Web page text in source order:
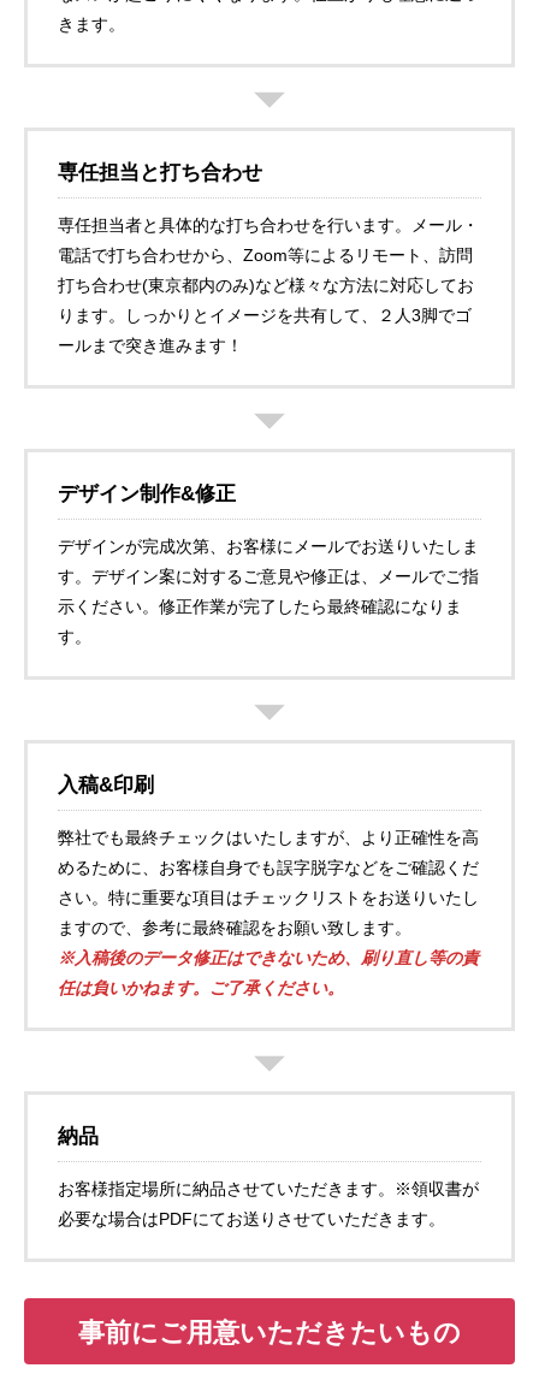
きます。
専任担当と打ち合わせ
専任担当者と具体的な打ち合わせを行います。メール・
電話で打ち合わせから、Zoom等によるリモート、訪問
打ち合わせ(東京都内のみ)など様々な方法に対応してお
ります。しっかりとイメージを共有して、２人3脚でゴ
ールまで突き進みます！
デザイン制作&修正
デザインが完成次第、お客様にメールでお送りいたしま
す。デザイン案に対するご意見や修正は、メールでご指
示ください。修正作業が完了したら最終確認になりま
す。
入稿&印刷
弊社でも最終チェックはいたしますが、より正確性を高
めるために、お客様自身でも誤字脱字などをご確認くだ
さい。特に重要な項目はチェックリストをお送りいたし
ますので、参考に最終確認をお願い致します。
※入稿後のデータ修正はできないため、刷り直し等の責
任は負いかねます。ご了承ください。
納品
お客様指定場所に納品させていただきます。※領収書が
必要な場合はPDFにてお送りさせていただきます。
事前にご用意いただきたいもの